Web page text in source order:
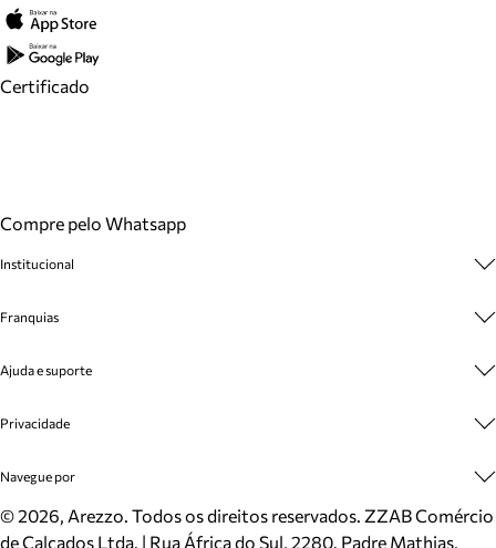
Certificado
Compre pelo Whatsapp
Institucional
Cashback
Venda Corporativa
Mapa do Site
Inverno
Mundo Arezzo
Franquias
Plano de Negócio
Ajuda e suporte
Cadastro
Meus Pedidos
Trocas e Devoluções
Cartão Presente
Privacidade
Politica e Privacidade
Navegue por
Sapatos
Bolsas
©2026, Arezzo. Todos os direitos reservados. ZZAB Comércio
de Calçados Ltda. | Rua África do Sul, 2280. Padre Mathias,